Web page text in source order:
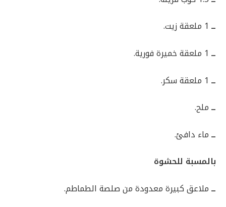
ــ 1 ملعقة زيت.
ــ
ــ 1 ملعقة سكر.
ــملح.
ــماء دافئ.
بالمسبة للحشوة
ــملاعق كبيرة معدودة من صلصة الطماطم.